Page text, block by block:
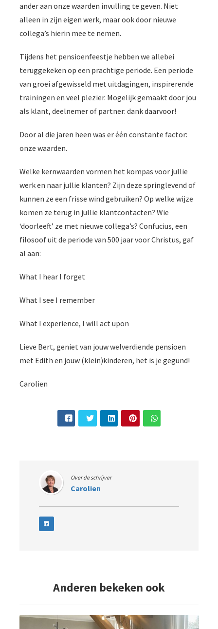
ander aan onze waarden invulling te geven. Niet
alleen in zijn eigen werk, maar ook door nieuwe
collega’s hierin mee te nemen.
Tijdens het pensioenfeestje hebben we allebei
teruggekeken op een prachtige periode. Een periode
van groei afgewisseld met uitdagingen, inspirerende
trainingen en veel plezier. Mogelijk gemaakt door jou
als klant, deelnemer of partner: dank daarvoor!
Door al die jaren heen was er één constante factor:
onze waarden.
Welke kernwaarden vormen het kompas voor jullie
werk en naar jullie klanten? Zijn deze springlevend of
kunnen ze een frisse wind gebruiken? Op welke wijze
komen ze terug in jullie klantcontacten? Wie
‘doorleeft’ ze met nieuwe collega’s? Confucius, een
filosoof uit de periode van 500 jaar voor Christus, gaf
al aan:
What I hear I forget
What I see I remember
What I experience, I will act upon
Lieve Bert, geniet van jouw welverdiende pensioen
met Edith en jouw (klein)kinderen, het is je gegund!
Carolien
Over de schrijver
Carolien
Anderen bekeken ook